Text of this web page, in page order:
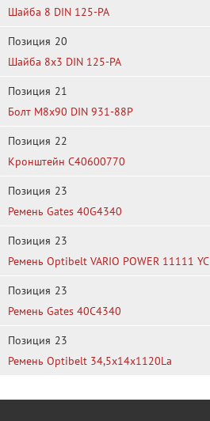
Шайба 8 DIN 125-PA
Позиция 20
Шайба 8x3 DIN 125-PA
Позиция 21
Болт М8х90 DIN 931-88P
Позиция 22
Кронштейн C40600770
Позиция 23
Ремень Gates 40G4340
Позиция 23
Ремень Optibelt VARIO POWER 11111 YC
Позиция 23
Ремень Gates 40C4340
Позиция 23
Ремень Optibelt 34,5х14х1120La